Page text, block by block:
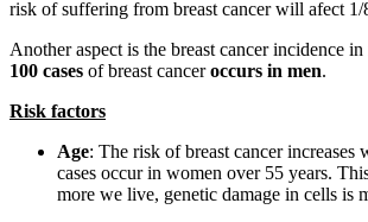
risk of suffering from breast cancer will afect 1/
Another aspect is the breast cancer incidence
100 cases of breast canceroccurs in men.
Risk factors
Age: The risk of breast cancer increases
cases occur in women over 55 years.
more we live, genetic damage in cells is